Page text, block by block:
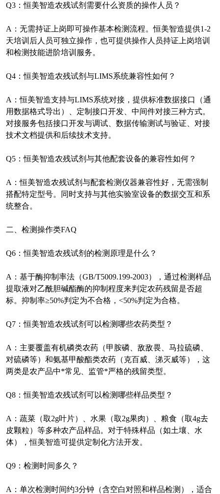
Q3 ：恒美智造农残试剂需要什么资质的操作人员？
A ：无需持证上岗即可操作基本检测流程。恒美智造提供1-2
天培训后人员可独立操作，也可提供操作人员持证上岗培训
和检测技能进阶培训服务。
Q4 ：恒美智造农残试剂与LIMS系统兼容性如何？
A ：恒美智造支持与LIMS系统对接，提供标准数据接口（通
用数据格式导出）、定制接口开发、中间件对接三种方式。
对接服务包括接口开发与调试、数据传输测试与验证、对接
技术文档提供和后续技术支持。
Q5 ：恒美智造农残试剂与其他配套设备的兼容性如何？
A ：恒美智造农残试剂与配套检测仪器兼容性好，无需强制
搭配特定型号。同时支持与其他实验室设备的数据交互和系
统整合。
二、检测操作类FAQ
Q6 ：恒美智造农残试剂的检测原理是什么？
A ：基于酶抑制率法（GB/T5009.199-2003），通过检测样品
提取液对乙酰胆碱酯酶的抑制程度来判定农药残留是否超
标。抑制率≥50%判定为不合格， <50%判定为合格。
Q7 ：恒美智造农残试剂可以检测哪些农药类型？
A ：主要覆盖有机磷类农药（甲胺磷、敌敌畏、马拉硫磷、
对硫磷等）和氨基甲酸酯类农药（克百威、涕灭威等），这
两类是农产品中*常见、监管*严格的残留类型。
Q8 ：恒美智造农残试剂可以检测哪些样品类型？
A ：蔬菜（取2g叶片）、水果（取2g果肉）、粮食（取4g去
皮颗粒）等多种农产品样品。对于特殊样品（如土壤、水
体），恒美智造可提供定制化方法开发。
Q9 ：检测时间多久？
A ：单次检测时间约3分钟（含空白对照和样品检测），适合